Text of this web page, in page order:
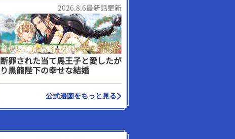
2026.8.6最新話更新
断罪された当て馬王子と愛したが
り黒龍陛下の幸せな結婚
公式漫画をもっと見る